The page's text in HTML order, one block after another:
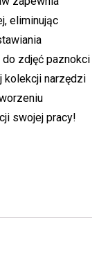
eliminując
zdjęć paznokci
kolekcji narzędzi
swojej pracy!